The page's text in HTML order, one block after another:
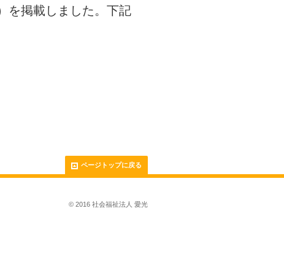
を掲載しました。下記
ページトップに戻る
© 2016 社会福祉法人 愛光